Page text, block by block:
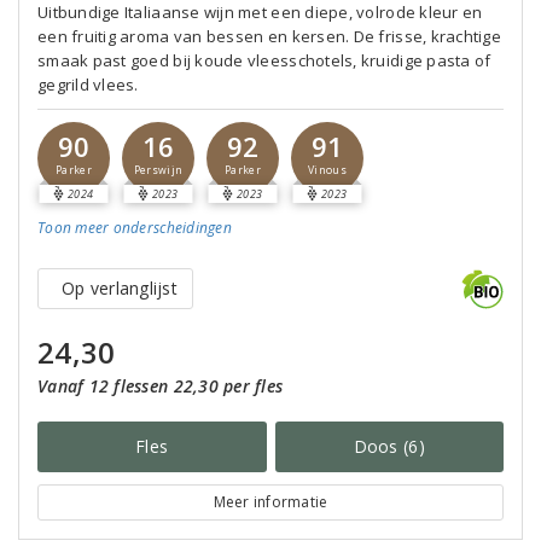
Uitbundige Italiaanse wijn met een diepe, volrode kleur en
een fruitig aroma van bessen en kersen. De frisse, krachtige
smaak past goed bij koude vleesschotels, kruidige pasta of
gegrild vlees.
90
Parker
2024
16
Perswijn
2023
92
Parker
2023
91
Vinous
2023
Toon meer onderscheidingen
Op verlanglijst
24,30
Vanaf 12 flessen 22,30 per fles
Fles Doos (6)
Meer informatie